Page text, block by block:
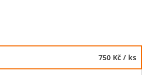
750 Kč / ks